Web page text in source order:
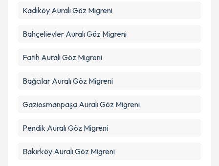
Kadıköy Auralı Göz Migreni
Bahçelievler Auralı Göz Migreni
Fatih Auralı Göz Migreni
Bağcılar Auralı Göz Migreni
Gaziosmanpaşa Auralı Göz Migreni
Pendik Auralı Göz Migreni
Bakırköy Auralı Göz Migreni